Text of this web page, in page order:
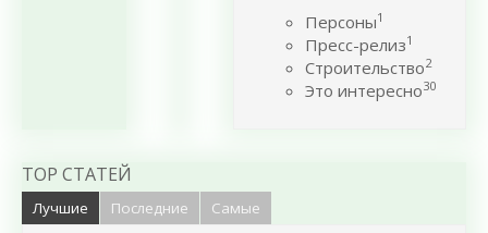
Персоны1
Пресс-релиз1
Строительство2
Это интересно30
TOP СТАТЕЙ
Лучшие Последние Самые